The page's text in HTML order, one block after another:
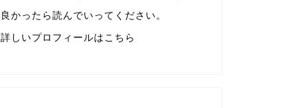
良かったら読んでいってください。
詳しいプロフィールはこちら